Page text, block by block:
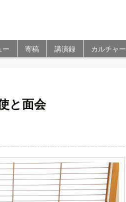
ー 寄稿 講演録 カルチャー
と面会